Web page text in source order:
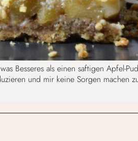
Besseres als einen saftigen Apfel-
und mir keine Sorgen machen